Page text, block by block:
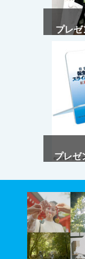
プレ
プレゼ